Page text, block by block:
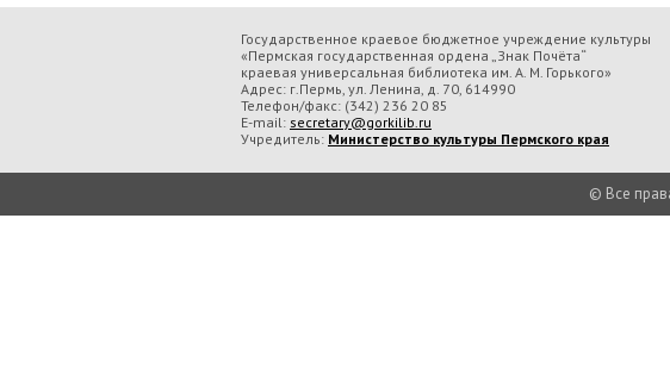
Государственное краевое бюджетное учреждение культуры
«Пермская государственная ордена „Знак Почёта“
краевая универсальная библиотека им. А. М. Горького»
Адрес: г.Пермь, ул. Ленина, д. 70, 614990
Телефон/факс: (342) 236 20 85
E-mail: secretary@gorkilib.ru
Учредитель: Министерство культуры Пермского края
© Все
Во время посещения сайта Государственное краевое бюджетное учреждение культуры
обрабатываем данные с использованием метрических программ.